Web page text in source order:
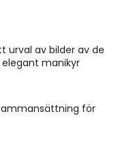
urval av bilder av de
manikyr
för